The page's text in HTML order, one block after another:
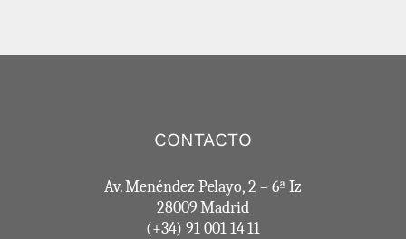
CONTACTO
Av. Menéndez Pelayo, 2 – 6ª Iz
28009 Madrid
(+34) 91 001 14 11